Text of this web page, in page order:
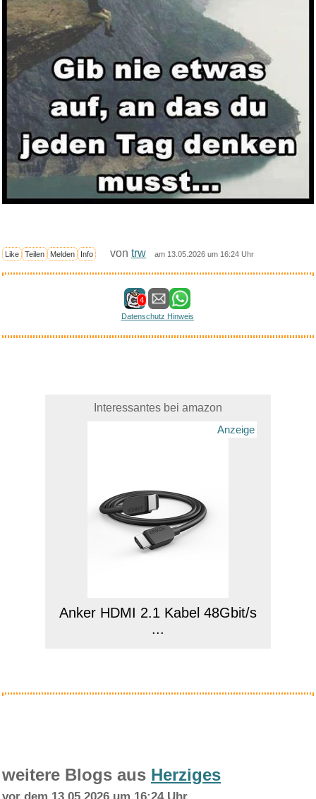
Like Teilen Melden Info von trw am 13.05.2026 um 16:24 Uhr
4
Datenschutz Hinweis
Interessantes bei amazon
Anzeige
Anker HDMI 2.1 Kabel 48Gbit/s
...
weitere Blogs aus Herziges
vor dem 13.05.2026 um 16:24 Uhr